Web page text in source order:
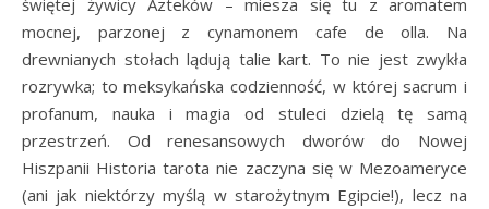
mocnej, parzonej z cynamonem cafe de olla. Na
drewnianych stołach lądują talie kart. To nie jest zwykła
rozrywka; to meksykańska codzienność, w której sacrum i
profanum, nauka i magia od stuleci dzielą tę samą
przestrzeń. Od renesansowych dworów do Nowej
Hiszpanii Historia tarota nie zaczyna się w Mezoameryce
(ani jak niektórzy myślą w starożytnym Egipcie!), lecz na